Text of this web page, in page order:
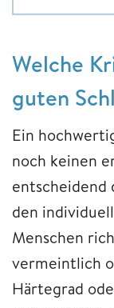
Welche
guten
Ein
noch keinen
entscheidend
den
Menschen
vermeintlich
Härtegrad